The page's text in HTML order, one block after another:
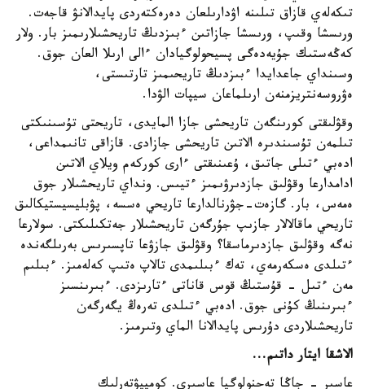
تىكەلەي قازاق تىلىنە اۋدارىلعان دەرەكتەردى پايدالانۋ قاجەت.
ورىسشا وقىپ، ورىسشا جازاتىن ءبىزدىڭ تاريحشىلارىمىز بار. ولار
كەڭەستىك جۇيەدەگى پسيحولوگيادان ءالى ارىلا العان جوق.
وسىنداي جاعدايدا ءبىزدىڭ تاريحىمىز تارتىستى،
ەۋروسەنتريزمنەن ارىلماعان سيپات الۋدا.
وقۋلىقتى كورىنگەن تاريحشى جازا المايدى، تاريحتى تۇسىنىكتى
تىلمەن تۇسىندىرە الاتىن تاريحشى جازادى. قازاقى تانىمداعى،
ادەبي ءتىلى جاتىق، ۇعىنىقتى ءارى كوركەم ويلاي الاتىن
ادامدارعا وقۋلىق جازدىرۋىمىز ءتيىس. ونداي تاريحشىلار جوق
ەمەس، بار. گازەت-جۋرنالدارعا تاريحي ەسسە، پۋبليسيستيكالىق
تاريحي ماقالالار جازىپ جۇرگەن تاريحشىلار جەتكىلىكتى. سولارعا
نەگە وقۋلىق جازدىرماسقا؟ وقۋلىق جازۋعا تاپسىرىس بەرىلگەندە
ءتىلدى ەسكەرمەي، تەك ءبىلىمدى تالاپ ەتىپ كەلەمىز. ءبىلىم
مەن ءتىل - قۇستىڭ قوس قاناتى ءتارىزدى. ءبىرىنسىز
ءبىرىنىڭ كۇنى جوق. ادەبي ءتىلدى تەرەڭ يگەرگەن
تاريحشىلاردى دۇرىس پايدالانا الماي وتىرمىز.
الاشقا ايتار داتىم...